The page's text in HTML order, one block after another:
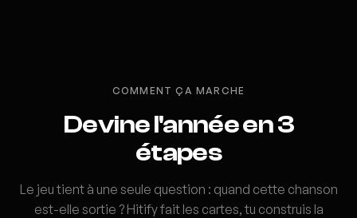
COMMENT ÇA MARCHE
Devine l'année en 3
étapes
Le jeu tient à une seule question : quand cette chanson
est-elle sortie ? Hitify fait les cartes, tu construis la